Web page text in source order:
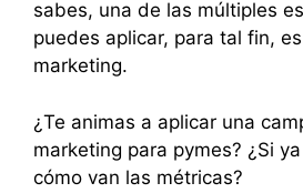
sabes, una de las múltiples
puedes aplicar, para tal fin,
marketing.
¿Te animas a aplicar una
marketing para pymes? ¿Si
cómo van las métricas?